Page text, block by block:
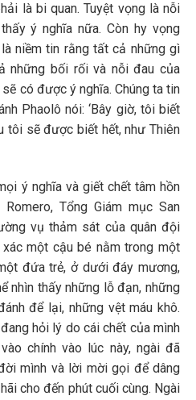
là bi quan. Tuyệt vọng là nỗi
ý nghĩa nữa. Còn hy vọng
niềm tin rằng tất cả những gì
những bối rối và nỗi đau của
có được ý nghĩa. Chúng ta tin
Phaolô nói: ‘Bây giờ, tôi biết
tôi sẽ được biết hết, như Thiên
ý nghĩa và giết chết tâm hồn
Tổng Giám mục San
vụ thảm sát của quân đội
một cậu bé nằm trong một
đứa trẻ, ở dưới đáy mương,
nhìn thấy những lỗ đạn, những
để lại, những vệt máu khô.
hỏi lý do cái chết của mình
chính vào lúc này, ngài đã
mình và lời mời gọi để dâng
cho đến phút cuối cùng. Ngài